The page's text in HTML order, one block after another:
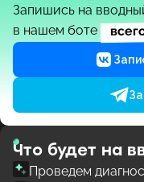
Запишись на
в нашем боте
Что будет на
Проведем